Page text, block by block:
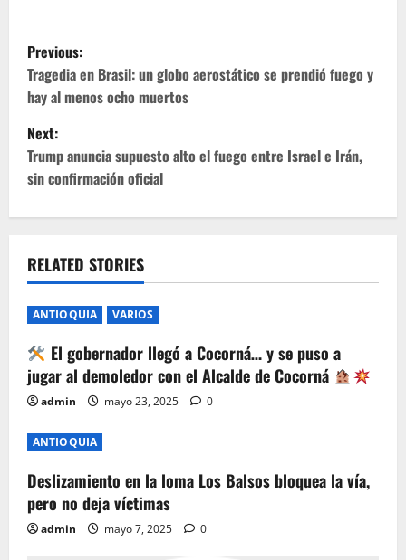
P
o
s
t
n
v
i
g
a
t
i
o
n
Previous:
Tragedia en Brasil: un globo aerostático se prendió fuego y
hay al menos ocho muertos
Next:
Trump anuncia supuesto alto el fuego entre Israel e Irán,
sin confirmación oficial
RELATED STORIES
ANTIOQUIA VARIOS
El gobernador llegó a Cocorná… y se puso a
jugar al demoledor con el Alcalde de Cocorná
admin mayo 23, 2025 0
ANTIOQUIA
Deslizamiento en la loma Los Balsos bloquea la vía,
pero no deja víctimas
admin mayo 7, 2025 0